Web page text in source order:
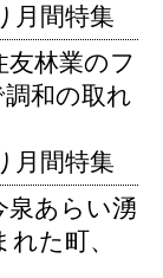
月間特集
友林業のフ
和の取れ
月間特集
泉あらい湧
た町、